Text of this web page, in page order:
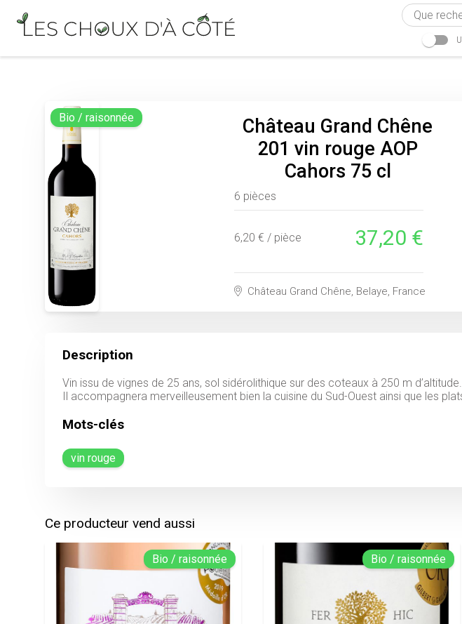
Bio / raisonnée
Château Grand Chêne
201 vin rouge AOP
Cahors 75 cl
6 pièces
6,20 € / pièce 37,20 €
Château Grand Chêne, Belaye, France
Description
Vin issu de vignes de 25 ans, sol sidérolithique sur des coteaux à 250 m
Il accompagnera merveilleusement bien la cuisine du Sud-Ouest ainsi que les
Mots-clés
vin rouge
Ce producteur vend aussi
Bio / raisonnée Bio / raisonnée